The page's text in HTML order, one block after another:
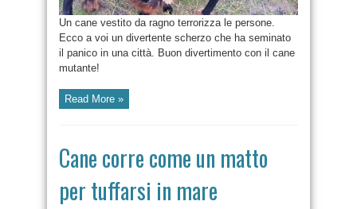
Un cane vestito da ragno terrorizza le persone.
Ecco a voi un divertente scherzo che ha seminato
il panico in una città. Buon divertimento con il cane
mutante!
Read More »
Cane corre come un matto
per tuffarsi in mare